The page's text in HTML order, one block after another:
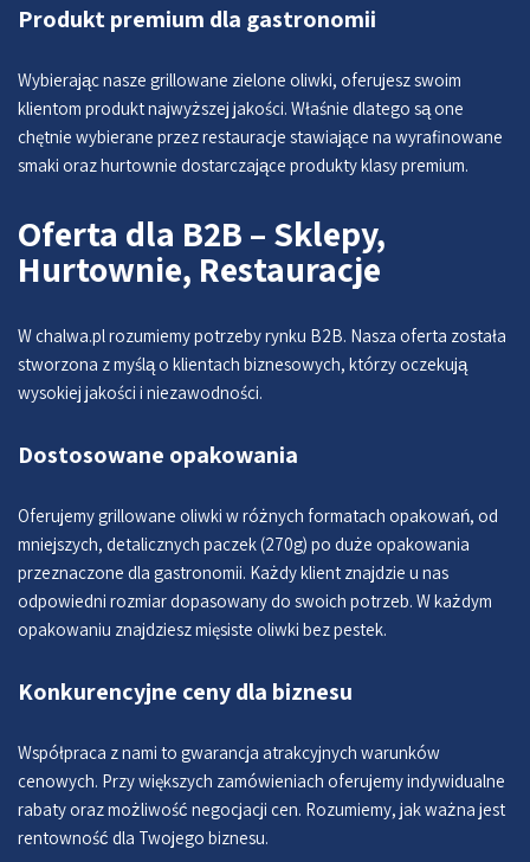
Produkt premium dla gastronomii
Wybierając nasze grillowane zielone oliwki, oferujesz swoim
klientom produkt najwyższej jakości. Właśnie dlatego są one
chętnie wybierane przez restauracje stawiające na wyrafinowane
smaki oraz hurtownie dostarczające produkty klasy premium.
Oferta dla B2B – Sklepy,
Hurtownie, Restauracje
W chalwa.pl rozumiemy potrzeby rynku B2B. Nasza oferta została
stworzona z myślą o klientach biznesowych, którzy oczekują
wysokiej jakości i niezawodności.
Dostosowane opakowania
Oferujemy grillowane oliwki w różnych formatach opakowań, od
mniejszych, detalicznych paczek (270g) po duże opakowania
przeznaczone dla gastronomii. Każdy klient znajdzie u nas
odpowiedni rozmiar dopasowany do swoich potrzeb. W każdym
opakowaniu znajdziesz mięsiste oliwki bez pestek.
Konkurencyjne ceny dla biznesu
Współpraca z nami to gwarancja atrakcyjnych warunków
cenowych. Przy większych zamówieniach oferujemy indywidualne
rabaty oraz możliwość negocjacji cen. Rozumiemy, jak ważna jest
rentowność dla Twojego biznesu.